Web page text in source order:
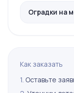
Оградки на
Как заказать
1. Оставьте